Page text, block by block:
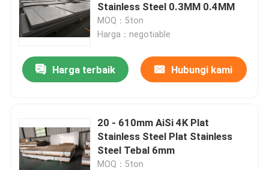
Stainless Steel 0.3MM 0.4MM
MOQ：5ton
Harga：negotiable
Harga terbaik Hubungi kami
20 - 610mm AiSi 4K Plat
Stainless Steel Plat Stainless
Steel Tebal 6mm
MOQ：5ton